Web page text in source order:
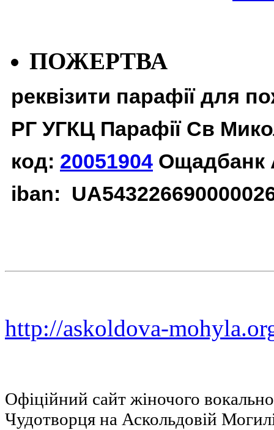
ПОЖЕРТВА
реквізити парафії для
РГ УГКЦ Парафії Св
код: 20051904 Ощадбанк
iban:
http://askoldova-
Офіційний сайт жіночого
Чудотворця на Аскольдовій